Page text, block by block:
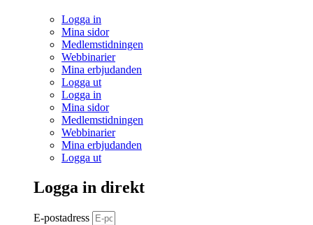
Logga in
Mina sidor
Medlemstidningen
Webbinarier
Mina erbjudanden
Logga ut
Logga in
Mina sidor
Medlemstidningen
Webbinarier
Mina erbjudanden
Logga ut
Logga in direkt
E-postadress